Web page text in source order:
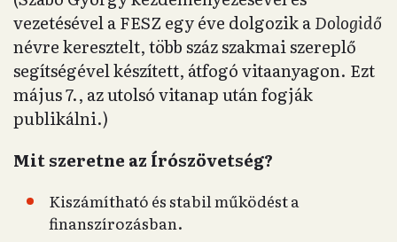
vezetésével a FESZ egy éve dolgozik aDologidő
névre keresztelt, több száz szakmai szereplő
segítségével készített, átfogó vitaanyagon. Ezt
május 7., az utolsó vitanap után fogják
publikálni.)
Mit szeretne az Írószövetség?
Kiszámítható és stabil működést a
finanszírozásban.